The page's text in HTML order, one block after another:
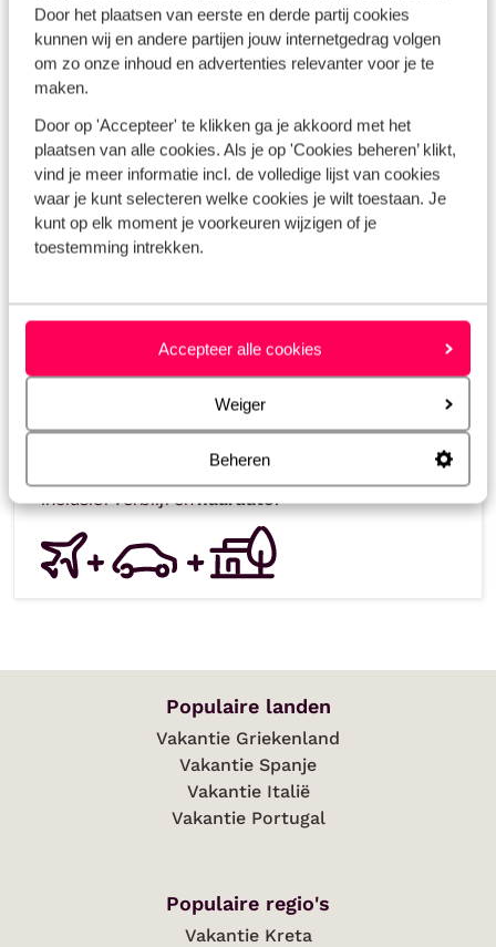
Door het plaatsen van eerste en derde partij cookies
kunnen wij en andere partijen jouw internetgedrag volgen
om zo onze inhoud en advertenties relevanter voor je te
maken.
Door op 'Accepteer' te klikken ga je akkoord met het
plaatsen van alle cookies. Als je op 'Cookies beheren’ klikt,
vind je meer informatie incl. de volledige lijst van cookies
waar je kunt selecteren welke cookies je wilt toestaan. Je
kunt op elk moment je voorkeuren wijzigen of je
toestemming intrekken.
Accepteer alle cookies
Weiger
Beheren
eilanden. In Griekenland wachten eeuwenoude
geschiedenis, adembenemende landschappen en warme
gastvrijheid op jullie. Verken hetGriekse vastelandmet
zijn langgerekte kustlijn, vaar langs de betoverende
eilanden van de Egeïsche Zee, of geniet van de lokale
keuken in een schilderachtig dorpje. Met een vakantievilla
als thuisbasis kun je de Griekse cultuur en tradities
omarmen terwijl je samen met je reisgezelschap de
wonderen van dit prachtige land ontdekt. Op zoek naar
vrienden.
vliegvakantiedan is deze bij mij altijd
inclusief verblijf enhuurauto!
Populaire landen
Vakantie Griekenland
Vakantie Spanje
Vakantie Italië
Vakantie Portugal
Populaire regio's
Vakantie Kreta